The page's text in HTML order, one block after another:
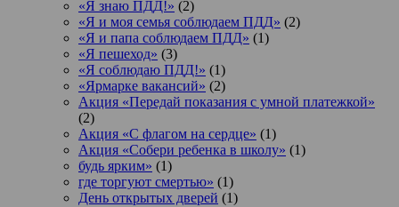
«Я знаю ПДД!» (2)
«Я и моя семья соблюдаем ПДД» (2)
«Я и папа соблюдаем ПДД» (1)
«Я пешеход» (3)
«Я соблюдаю ПДД!» (1)
«Ярмарке вакансий» (2)
Акция «Передай показания с умной платежкой»
(2)
Акция «С флагом на сердце» (1)
Акция «Собери ребенка в школу» (1)
будь ярким» (1)
где торгуют смертью» (1)
День открытых дверей (1)